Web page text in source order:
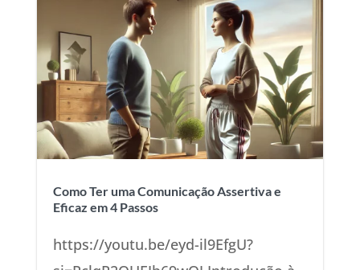
Como Ter uma Comunicação Assertiva e
Eficaz em 4 Passos
https://youtu.be/eyd-il9EfgU?